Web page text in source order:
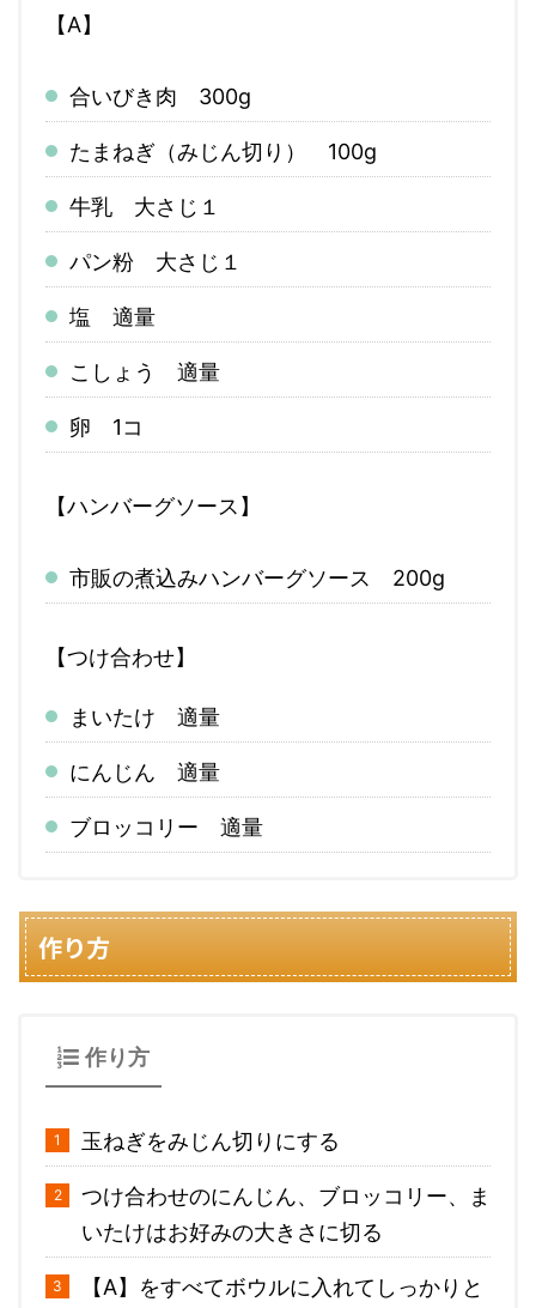
【A】
合いびき肉 300g
たまねぎ（みじん切り） 100g
牛乳 大さじ１
パン粉 大さじ１
塩 適量
こしょう 適量
卵 1コ
【ハンバーグソース】
市販の煮込みハンバーグソース 200g
【つけ合わせ】
まいたけ 適量
にんじん 適量
ブロッコリー 適量
作り方
作り方
玉ねぎをみじん切りにする
つけ合わせのにんじん、ブロッコリー、ま
いたけはお好みの大きさに切る
【A】をすべてボウルに入れてしっかりと